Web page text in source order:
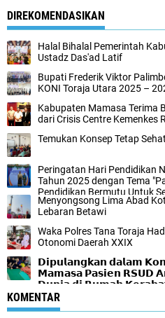
DIREKOMENDASIKAN
Halal Bihalal Pemerintah
Ustadz Das'ad Latif
Bupati Frederik Viktor
KONI Toraja Utara 2025 –
Kabupaten Mamasa Terima
dari Crisis Centre Kemenkes
Temukan Konsep Tetap
Peringatan Hari Pendidikan
Tahun 2025 dengan Tema
Pendidikan Bermutu Untuk
Menyongsong Lima Abad
Lebaran Betawi
Waka Polres Tana Toraja
Otonomi Daerah XXIX
𝗗𝗶𝗽𝘂𝗹𝗮𝗻𝗴𝗸𝗮𝗻 𝗱𝗮𝗹𝗮𝗺
𝗠𝗮𝗺𝗮𝘀𝗮 𝗣𝗮𝘀𝗶𝗲𝗻 𝗥𝗦𝗨𝗗
𝗗𝘂𝗻𝗶𝗮 𝗱𝗶 𝗥𝘂𝗺𝗮𝗵
KOMENTAR